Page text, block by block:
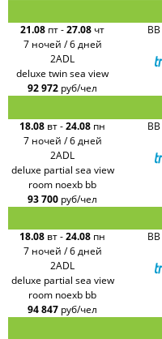
21.08 пт-27.08 чт
7 ночей / 6 дней
BB
2ADL
deluxe twin sea view
92 972 руб/чел
18.08 вт-24.08 пн
7 ночей / 6 дней
BB
2ADL
deluxe partial sea view
room noexb bb
93 700 руб/чел
18.08 вт-24.08 пн
7 ночей / 6 дней
BB
2ADL
deluxe partial sea view
room noexb bb
94 847 руб/чел